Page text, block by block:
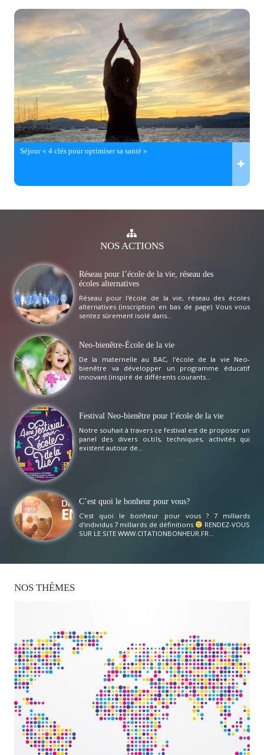
Séjour « 4 clés pour optimiser sa santé »
NOSACTIONS
Réseau pour l’école de la vie, réseau des
écoles alternatives
Réseau pour l'école de la vie, réseau des écoles
alternatives (inscription en bas de page) Vous vous
sentez sûrement isolé dans...
Neo-bienêtre-École de la vie
De la maternelle au BAC, l'école de la vie Neo-
bienêtre va développer un programme éducatif
innovant (inspiré de différents courants...
Festival Neo-bienêtre pour l’école de la vie
Notre souhait à travers ce festival est de proposer un
panel des divers outils, techniques, activités qui
existent autour de...
C’est quoi le bonheur pour vous?
C'est quoi le bonheur pour vous ? 7 milliards
d'individus 7 milliards de définitions
RENDEZ-VOUS
SUR LE SITE WWW.CITATIONBONHEUR.FR...
NOS THÈMES